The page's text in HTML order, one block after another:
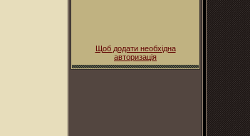
Щоб додати необхідна
авторизація